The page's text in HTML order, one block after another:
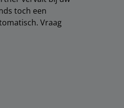
toch een
Vraag